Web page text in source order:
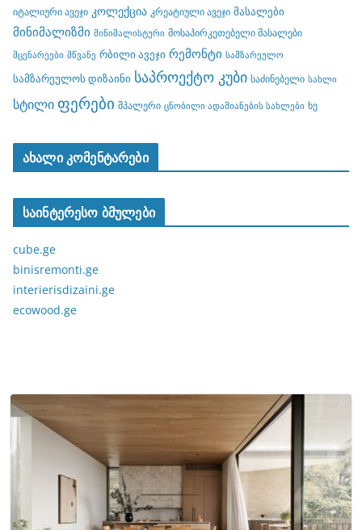
იტალიური ავეჯი კოლექცია კრეატიული ავეჯი მასალები
მინიმალიზმი მინიმალისტური მოსაპირკეთებელი მასალები
მცენარეები მწვანე რბილი ავეჯი რემონტი სამზარეულო
სამზარეულოს დიზაინი საპროექტო კუბი საძინებელი სახლი
სტილი ფერები შპალერი ცნობილი ადამიანების სახლები ხე
ახალი კომენტარები
საინტერესო ბმულები
cube.ge
binisremonti.ge
interierisdizaini.ge
ecowood.ge